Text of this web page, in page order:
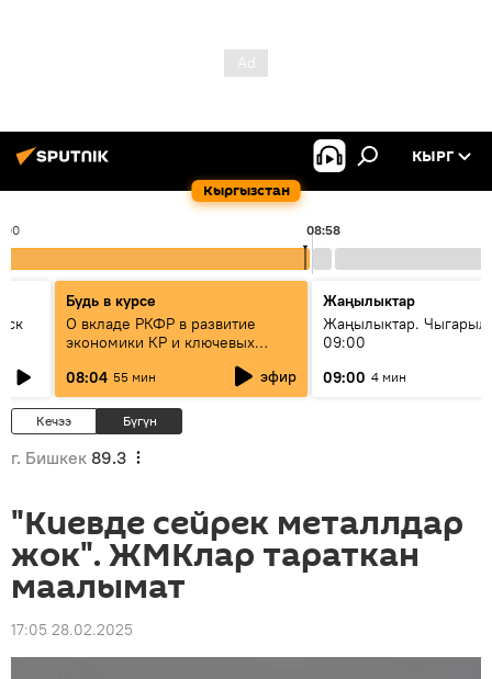
Кыргызстан
КЫРГ
08:58
Будь в курсе
О вкладе РКФР в развитие
экономики КР и ключевых
08:04 55 мин эфир
Жаңылыктар
Жаңылыктар.
09:00
09:00 4 мин
Кечээ Бүгүн
г. Бишкек 89.3
"Киевде сейрек металлдар
жок". ЖМКлар тараткан
маалымат
17:05 28.02.2025